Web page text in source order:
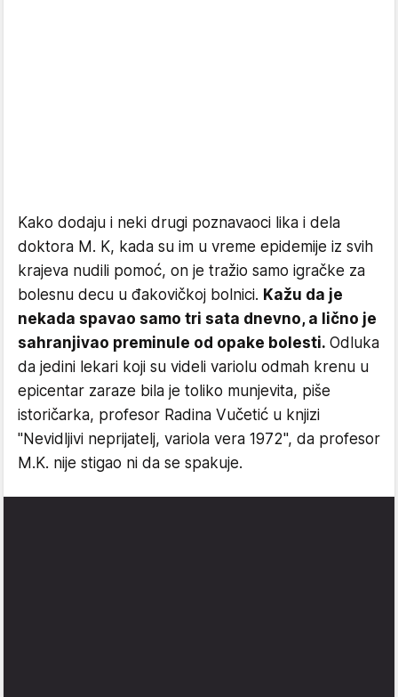
Kako dodaju i neki drugi poznavaoci lika i dela
doktora M. K, kada su im u vreme epidemije iz svih
krajeva nudili pomoć, on je tražio samo igračke za
bolesnu decu u đakovičkoj bolnici. Kažu da je
nekada spavao samo tri sata dnevno, a lično je
sahranjivao preminule od opake bolesti. Odluka
da jedini lekari koji su videli variolu odmah krenu u
epicentar zaraze bila je toliko munjevita, piše
istoričarka, profesor Radina Vučetić u knjizi
"Nevidljivi neprijatelj, variola vera 1972", da profesor
M.K. nije stigao ni da se spakuje.